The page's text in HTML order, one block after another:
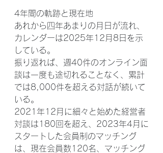
4年間の軌跡と現在地
あれから四年あまりの月日が流れ、
カレンダーは2025年12月8日を示
している。
振り返れば、週40件のオンライン面
談は一度も途切れることなく、累計
では8,000件を超える対話が続いて
いる。
2021年12月に細々と始めた経営者
対談は180回を超え、2023年4月に
スタートした会員制のマッチング
は、現在会員数120名、マッチング